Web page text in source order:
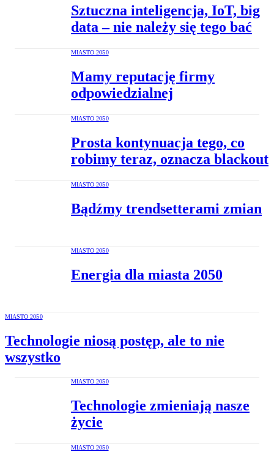
Sztuczna inteligencja, IoT, big
data – nie należy się tego bać
MIASTO 2050
Mamy reputację firmy
odpowiedzialnej
MIASTO 2050
Prosta kontynuacja tego, co
robimy teraz, oznacza blackout
MIASTO 2050
Bądźmy trendsetterami zmian
MIASTO 2050
Energia dla miasta 2050
MIASTO 2050
Technologie niosą postęp, ale to nie
wszystko
MIASTO 2050
Technologie zmieniają nasze
życie
MIASTO 2050